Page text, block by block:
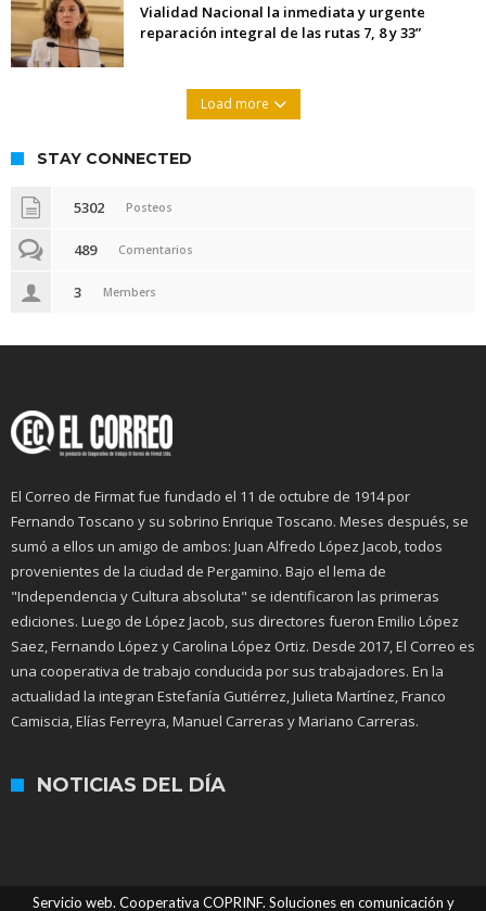
Vialidad Nacional la inmediata y urgente
reparación integral de las rutas 7, 8 y 33”
Load more
STAY CONNECTED
5302 Posteos
489 Comentarios
3 Members
El Correo de Firmat fue fundado el 11 de octubre de 1914 por
Fernando Toscano y su sobrino Enrique Toscano. Meses después, se
sumó a ellos un amigo de ambos: Juan Alfredo López Jacob, todos
provenientes de la ciudad de Pergamino. Bajo el lema de
"Independencia y Cultura absoluta" se identificaron las primeras
ediciones. Luego de López Jacob, sus directores fueron Emilio López
Saez, Fernando López y Carolina López Ortiz. Desde 2017, El Correo es
una cooperativa de trabajo conducida por sus trabajadores. En la
actualidad la integran Estefanía Gutiérrez, Julieta Martínez, Franco
Camiscia, Elías Ferreyra, Manuel Carreras y Mariano Carreras.
NOTICIAS DEL DÍA
Servicio web. Cooperativa COPRINF. Soluciones en comunicación y